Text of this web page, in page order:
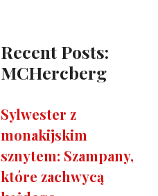
Recent Posts:
MCHercberg
Sylwester z
monakijskim
sznytem: Szampany,
które zachwycą